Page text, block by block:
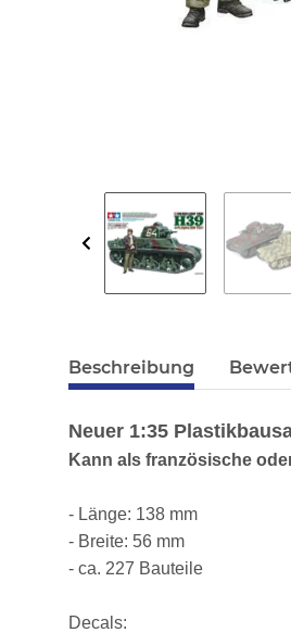
Beschreibung
Neuer 1:35
Kann als französische
- Länge: 138 mm
- Breite: 56 mm
- ca. 227 Bauteile
Decals: